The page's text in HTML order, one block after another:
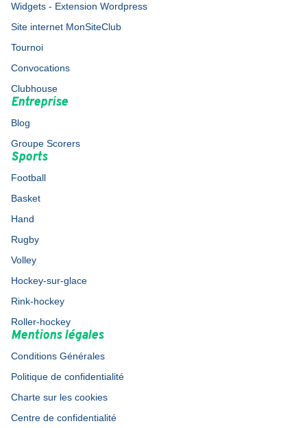
Widgets - Extension Wordpress
Site internet MonSiteClub
Tournoi
Convocations
Clubhouse
Entreprise
Blog
Groupe Scorers
Sports
Football
Basket
Hand
Rugby
Volley
Hockey-sur-glace
Rink-hockey
Roller-hockey
Mentions légales
Conditions Générales
Politique de confidentialité
Charte sur les cookies
Centre de confidentialité